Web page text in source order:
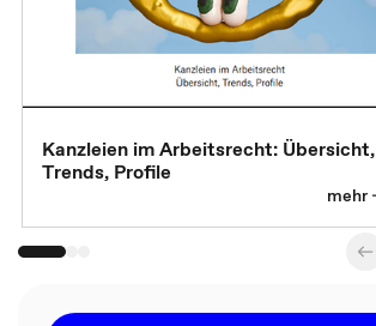
Kanzleien im Arbeitsrecht: Übersicht,
Trends, Profile
mehr